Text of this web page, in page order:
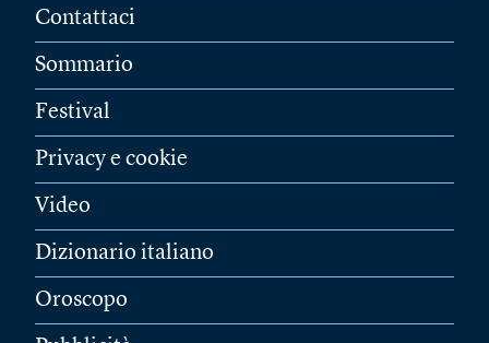
Contattaci
Sommario
Festival
Privacy e cookie
Video
Dizionario italiano
Oroscopo